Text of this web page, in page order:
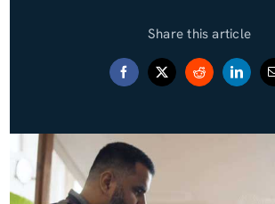
Share this article